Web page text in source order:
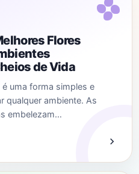
Flores
de Vida
uma forma simples e
qualquer ambiente. As
embelezam…